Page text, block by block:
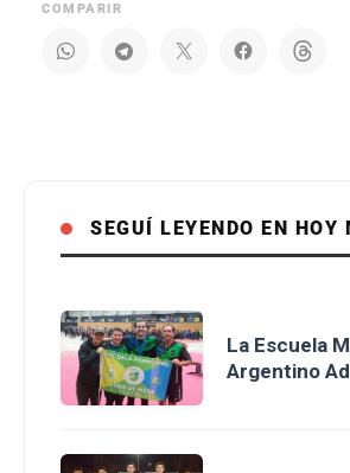
COMPARIR
SEGUÍ LEYENDO EN HOY
La Escuela
Argentino